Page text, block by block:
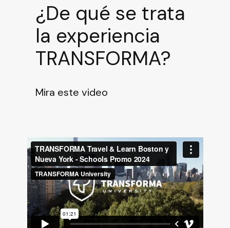
¿De qué se trata
la experiencia
TRANSFORMA?
Mira este video